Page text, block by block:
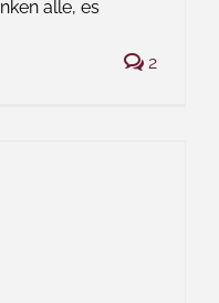
alle, es
2